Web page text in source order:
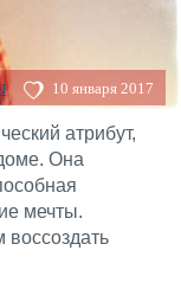
10 января 2017
атрибут,
Она
мечты.